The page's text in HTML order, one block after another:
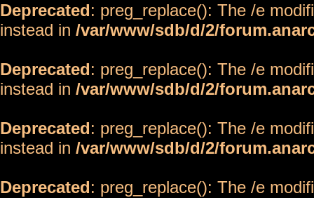
Deprecated: preg_replace(): The /e
instead in /var/www/sdb/d/2/
Deprecated: preg_replace(): The /e
instead in /var/www/sdb/d/2/
Deprecated: preg_replace(): The /e
instead in /var/www/sdb/d/2/
Deprecated: preg_replace(): The /e